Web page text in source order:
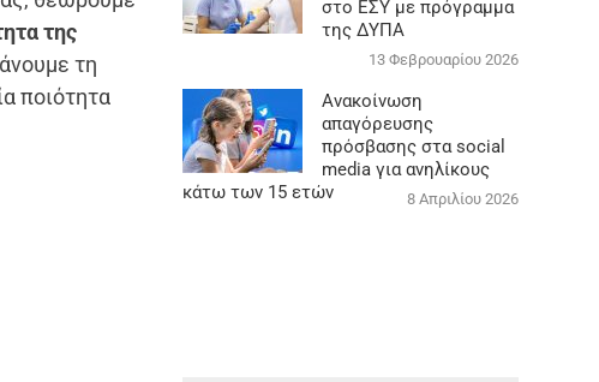
της
τη
ποιότητα
στο ΕΣΥ με πρόγραμμα
της ΔΥΠΑ
13 Φεβρουαρίου 2026
Ανακοίνωση
απαγόρευσης
πρόσβασης στα social
media για ανηλίκους
κάτω των 15 ετών
8 Απριλίου 2026